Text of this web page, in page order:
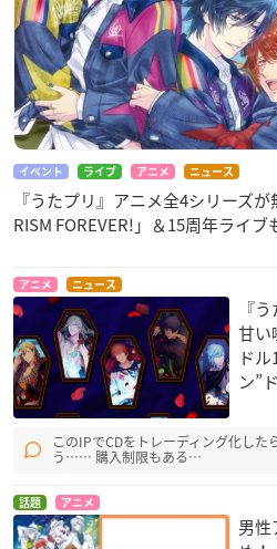
イベント ライブ アニメ ニュース
『うたプリ』アニメ全4シリーズ
RISM FOREVER!」＆15周年ライブ
アニメ ニュース
『
甘い
ド
ン”
このIPでCDをトレーディング化し
う…… 購入制限もある…
話題 アニメ
男性